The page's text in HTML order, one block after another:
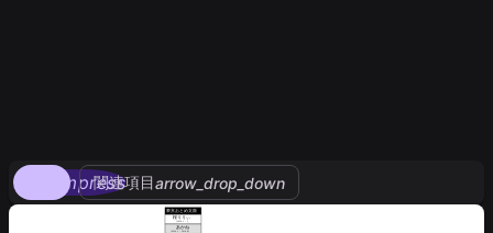
compress
関連項目arrow_drop_down